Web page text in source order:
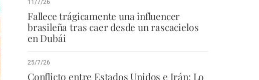
11/7/26
Fallece trágicamente una influencer
brasileña tras caer desde un rascacielos
en Dubái
25/7/26
Conflicto entre Estados Unidos e Irán: Lo